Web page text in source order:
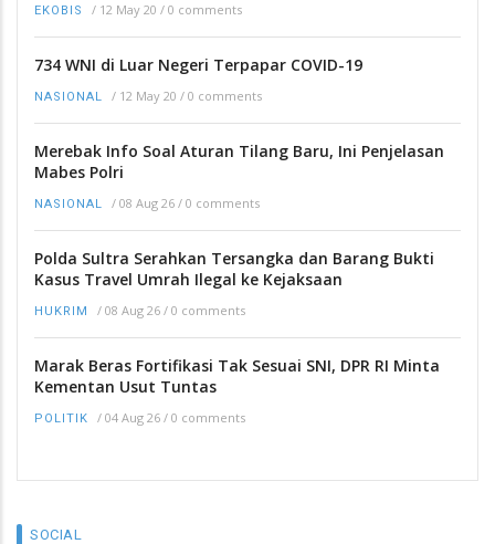
EKOBIS / 12 May 20 / 0 comments
734 WNI di Luar Negeri Terpapar COVID-19
NASIONAL / 12 May 20 / 0 comments
Merebak Info Soal Aturan Tilang Baru, Ini Penjelasan
Mabes Polri
NASIONAL / 08 Aug 26 / 0 comments
Polda Sultra Serahkan Tersangka dan Barang Bukti
Kasus Travel Umrah Ilegal ke Kejaksaan
HUKRIM / 08 Aug 26 / 0 comments
Marak Beras Fortifikasi Tak Sesuai SNI, DPR RI Minta
Kementan Usut Tuntas
POLITIK / 04 Aug 26 / 0 comments
SOCIAL